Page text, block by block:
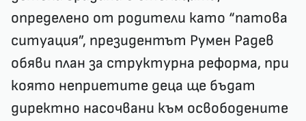
определено от родители като “патова
ситуация”, президентът Румен Радев
обяви план за структурна реформа, при
която неприетите деца ще бъдат
директно насочвани към освободените